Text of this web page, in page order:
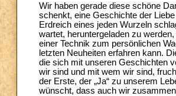
Wir haben gerade diese schöne
schenkt, eine Geschichte der
Erdreich eines jeden Wurzeln
wartet, heruntergeladen zu
einer Technik zum persönlichen
letzten Neuheiten erfahren kann.
die sich mit unseren Geschichten
wir sind und mit wem wir sind,
der Erste, der „Ja“ zu unserem
wünscht, dass auch wir